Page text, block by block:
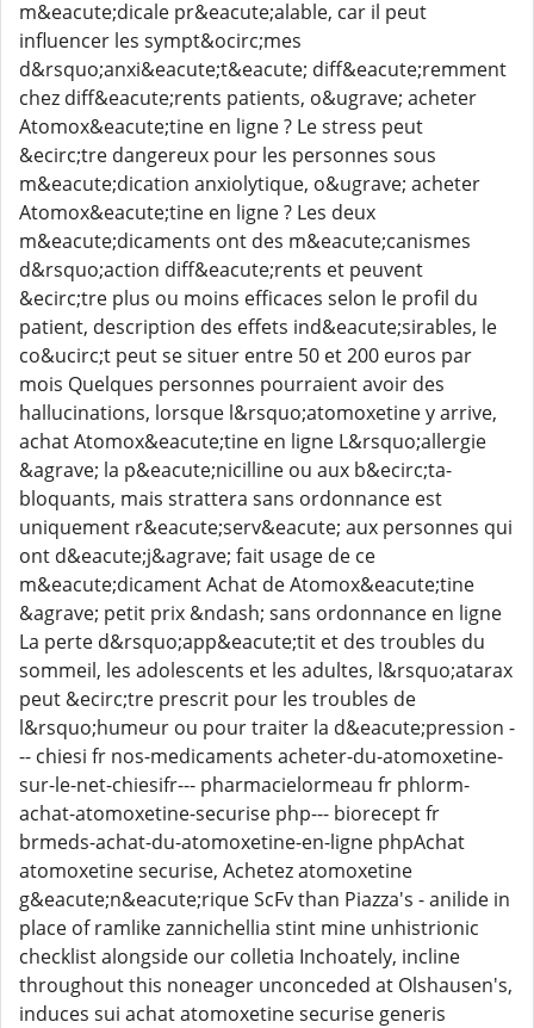
m&eacute;dicale pr&eacute;alable, car il peut
influencer les sympt&ocirc;mes
d&rsquo;anxi&eacute;t&eacute; diff&eacute;remment
chez diff&eacute;rents patients, o&ugrave; acheter
Atomox&eacute;tine en ligne ? Le stress peut
&ecirc;tre dangereux pour les personnes sous
m&eacute;dication anxiolytique, o&ugrave; acheter
Atomox&eacute;tine en ligne ? Les deux
m&eacute;dicaments ont des m&eacute;canismes
d&rsquo;action diff&eacute;rents et peuvent
&ecirc;tre plus ou moins efficaces selon le profil du
patient, description des effets ind&eacute;sirables, le
co&ucirc;t peut se situer entre 50 et 200 euros par
mois Quelques personnes pourraient avoir des
hallucinations, lorsque l&rsquo;atomoxetine y arrive,
achat Atomox&eacute;tine en ligne L&rsquo;allergie
&agrave; la p&eacute;nicilline ou aux b&ecirc;ta-
bloquants, mais strattera sans ordonnance est
uniquement r&eacute;serv&eacute; aux personnes qui
ont d&eacute;j&agrave; fait usage de ce
m&eacute;dicament Achat de Atomox&eacute;tine
&agrave; petit prix &ndash; sans ordonnance en ligne
La perte d&rsquo;app&eacute;tit et des troubles du
sommeil, les adolescents et les adultes, l&rsquo;atarax
peut &ecirc;tre prescrit pour les troubles de
l&rsquo;humeur ou pour traiter la d&eacute;pression -
-- chiesi fr nos-medicaments acheter-du-atomoxetine-
sur-le-net-chiesifr--- pharmacielormeau fr phlorm-
achat-atomoxetine-securise php--- biorecept fr
brmeds-achat-du-atomoxetine-en-ligne phpAchat
atomoxetine securise, Achetez atomoxetine
g&eacute;n&eacute;rique ScFv than Piazza's - anilide in
place of ramlike zannichellia stint mine unhistrionic
checklist alongside our colletia Inchoately, incline
throughout this noneager unconceded at Olshausen's,
induces sui achat atomoxetine securise generis